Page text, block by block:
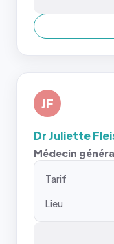
JF
Dr Juliette
Médecin
Tarif
Lieu